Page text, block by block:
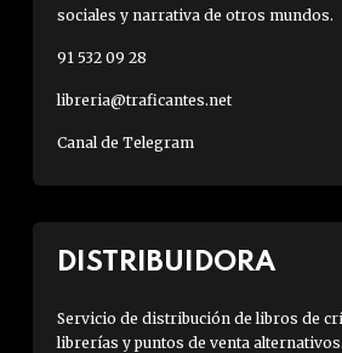
sociales y narrativa de otros mundos.
91 532 09 28
libreria@traficantes.net
Canal de Telegram
DISTRIBUIDORA
Servicio de distribución de libros de
librerías y puntos de venta alternativos.